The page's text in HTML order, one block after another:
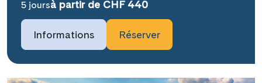
5 joursà partir de CHF 440
Informations Réserver